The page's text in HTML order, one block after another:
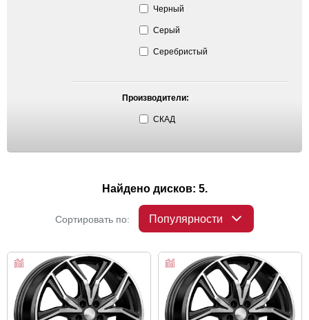
Черный
Серый
Серебристый
Производители:
СКАД
Найдено дисков: 5.
Сортировать по: Популярности